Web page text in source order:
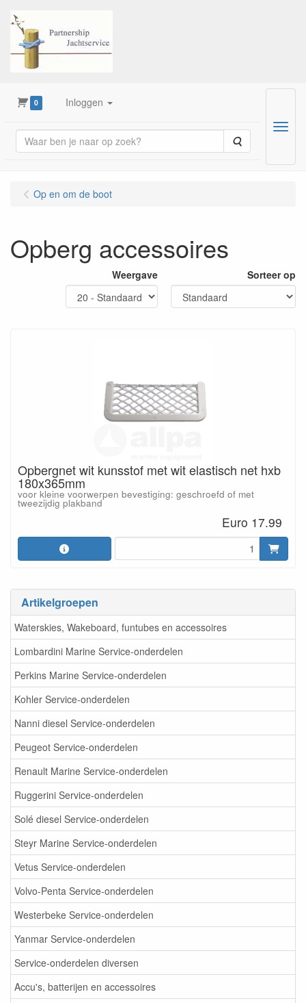
0 Inloggen
Zoeken
Menu
Artikelgroepen
Waterskies, Wakeboard, funtubes en accessoires
Lombardini Marine Service-onderdelen
Perkins Marine Service-onderdelen
Kohler Service-onderdelen
Nanni diesel Service-onderdelen
Peugeot Service-onderdelen
Renault Marine Service-onderdelen
Ruggerini Service-onderdelen
Solé diesel Service-onderdelen
Steyr Marine Service-onderdelen
Vetus Service-onderdelen
Volvo-Penta Service-onderdelen
Westerbeke Service-onderdelen
Yanmar Service-onderdelen
Service-onderdelen diversen
Accu's, batterijen en accessoires
Op en om de boot
Opberg accessoires
Weergave Sorteer op
Opbergnet wit kunsstof met wit elastisch net hxb
180x365mm
voor kleine voorwerpen bevestiging: geschroefd of met
tweezijdig plakband
Euro 17.99